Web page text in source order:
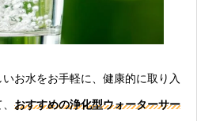
お水をお手軽に、健康的に取り入
おすすめの浄化型ウォーターサー